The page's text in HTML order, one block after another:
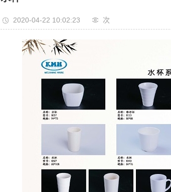
2020-04-22 10:02:23 次